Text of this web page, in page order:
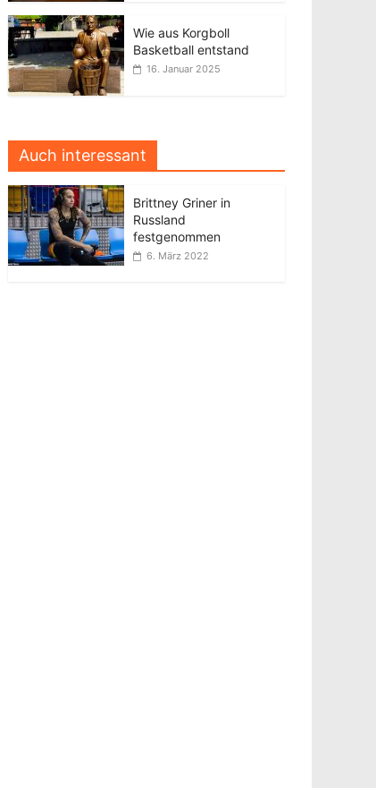
Wie aus Korgboll
Basketball entstand
16. Januar 2025
Auch interessant
Brittney Griner in
Russland
festgenommen
6. März 2022